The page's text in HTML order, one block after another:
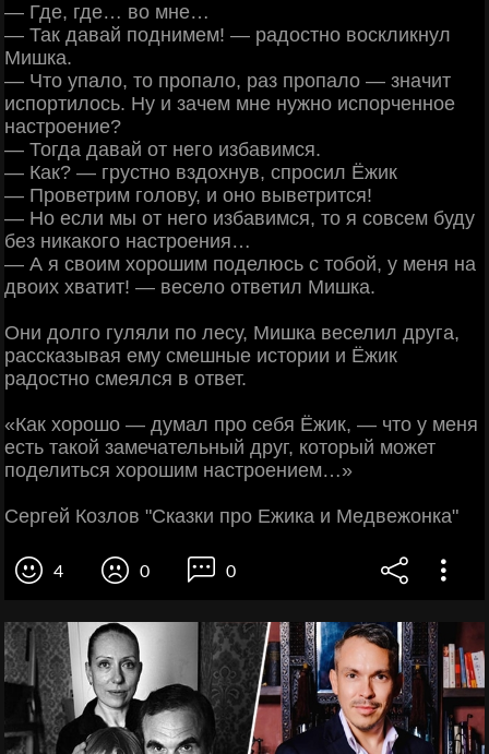
— Где, где… во мне…
— Так давай поднимем! — радостно воскликнул
Мишка.
— Что упало, то пропало, раз пропало — значит
испортилось. Ну и зачем мне нужно испорченное
настроение?
— Тогда давай от него избавимся.
— Как? — грустно вздохнув, спросил Ёжик
— Проветрим голову, и оно выветрится!
— Но если мы от него избавимся, то я совсем буду
без никакого настроения…
— А я своим хорошим поделюсь с тобой, у меня на
двоих хватит! — весело ответил Мишка.
Они долго гуляли по лесу, Мишка веселил друга,
рассказывая ему смешные истории и Ёжик
радостно смеялся в ответ.
«Как хорошо — думал про себя Ёжик, — что у меня
есть такой замечательный друг, который может
поделиться хорошим настроением…»
Сергей Козлов "Сказки про Ежика и Медвежонка"
4 0 0